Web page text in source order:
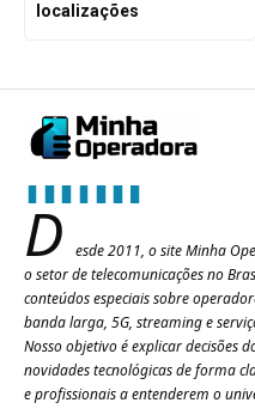
localizações
D
esde 2011, o site Minha
o setor de telecomunicações no
conteúdos especiais sobre
banda larga, 5G, streaming e
Nosso objetivo é explicar decisões
novidades tecnológicas de forma
e profissionais a entenderem o